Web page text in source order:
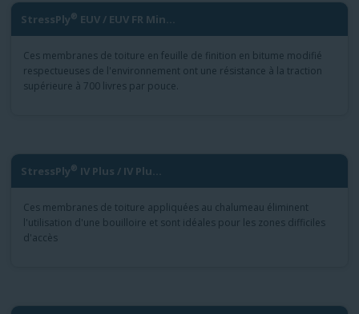
StressPly® EUV / EUV FR Min...
Ces membranes de toiture en feuille de finition en bitume modifié
respectueuses de l'environnement ont une résistance à la traction
supérieure à 700 livres par pouce.
StressPly® IV Plus / IV Plu...
Ces membranes de toiture appliquées au chalumeau éliminent
l'utilisation d'une bouilloire et sont idéales pour les zones difficiles
d'accès